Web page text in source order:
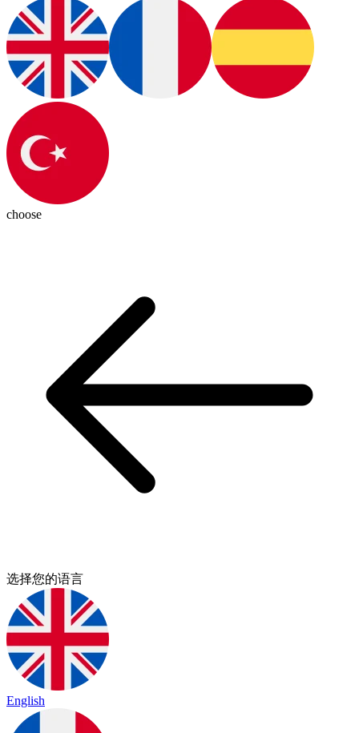
choose
选择您的语言
English